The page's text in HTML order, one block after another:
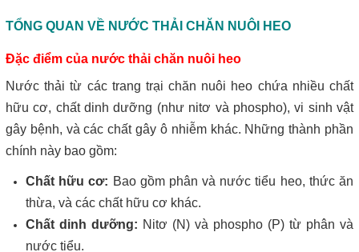
TỔNG QUAN VỀ NƯỚC THẢI CHĂN NUÔI HEO
Đặc điểm của nước thải chăn nuôi heo
Nước thải từ các trang trại chăn nuôi heo chứa nhiều chất
hữu cơ, chất dinh dưỡng (như nitơ và phospho), vi sinh vật
gây bệnh, và các chất gây ô nhiễm khác. Những thành phần
chính này bao gồm:
Chất hữu cơ: Bao gồm phân và nước tiểu heo, thức ăn
thừa, và các chất hữu cơ khác.
Chất dinh dưỡng: Nitơ (N) và phospho (P) từ phân và
nước tiểu.